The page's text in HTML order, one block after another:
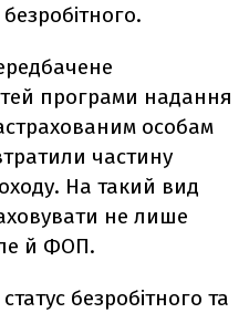
програми надання
особам
частину
На такий вид
не лише
й ФОП.
безробітного та